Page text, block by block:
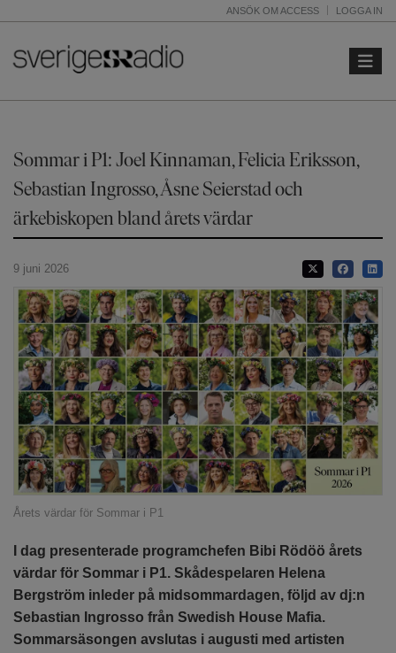
ANSÖK OM ACCESS LOGGA IN
Toggle
Sommar i P1: Joel Kinnaman, Felicia Eriksson,
Sebastian Ingrosso, Åsne Seierstad och
ärkebiskopen bland årets värdar
9 juni 2026
Årets värdar för Sommar i P1
I dag presenterade programchefen Bibi Rödöö årets
värdar för Sommar i P1. Skådespelaren Helena
Bergström inleder på midsommardagen, följd av dj:n
Sebastian Ingrosso från Swedish House Mafia.
Sommarsäsongen avslutas i augusti med artisten